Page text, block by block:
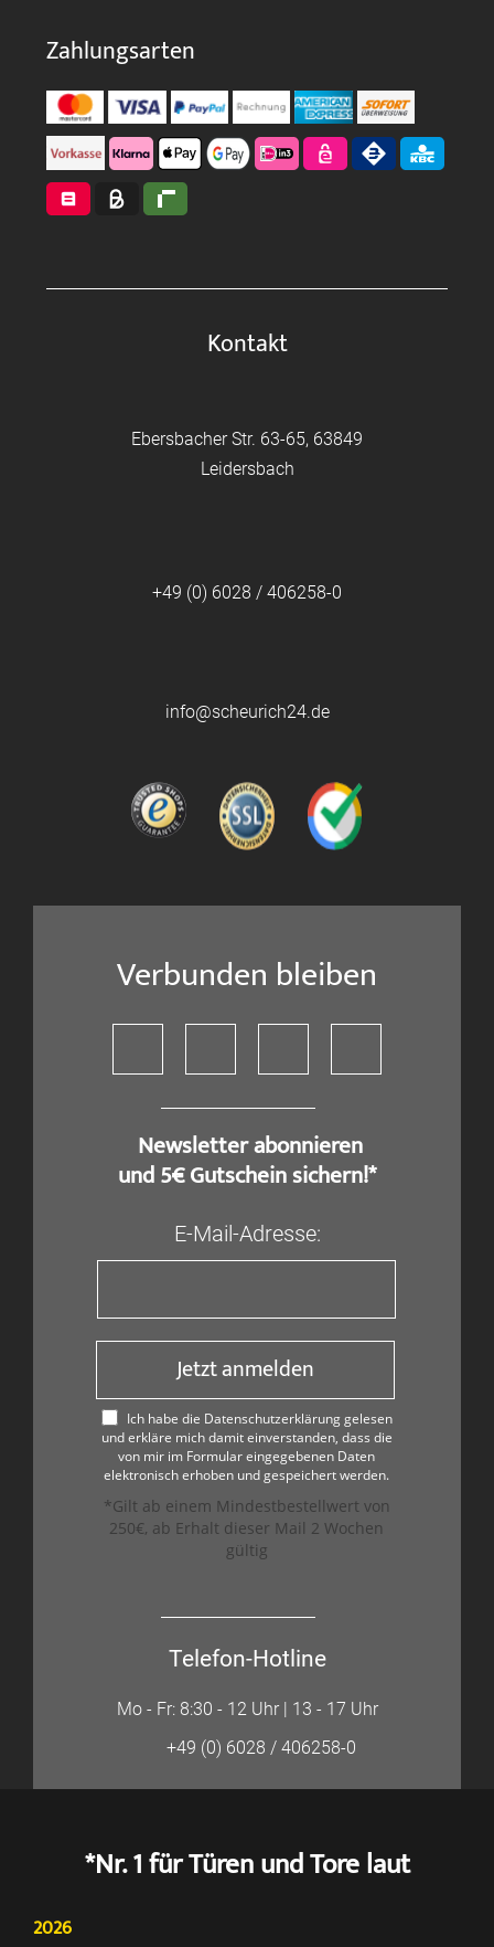
Zahlungsarten
Kontakt
Ebersbacher Str. 63-65, 63849
Leidersbach
+49 (0) 6028 / 406258-0
info@scheurich24.de
Verbunden bleiben
​ Newsletter abonnieren
und 5€ Gutschein sichern!*
E-Mail-Adresse:
Jetzt anmelden
Ich habe die Datenschutzerklärung gelesen
und erkläre mich damit einverstanden, dass die
von mir im Formular eingegebenen Daten
elektronisch erhoben und gespeichert werden.
*Gilt ab einem Mindestbestellwert von
250€, ab Erhalt dieser Mail 2 Wochen
gültig
Telefon-Hotline
Mo - Fr: 8:30 - 12 Uhr | 13 - 17 Uhr
+49 (0) 6028 / 406258-0
*Nr. 1 für Türen und Tore laut
2026